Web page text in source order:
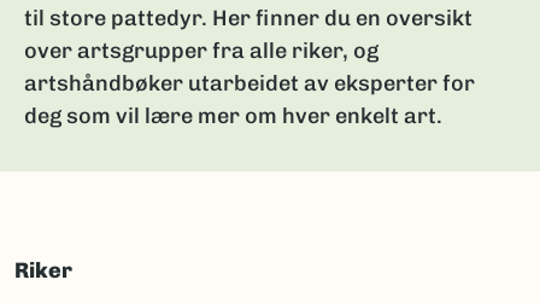
til store pattedyr. Her finner du en oversikt
over artsgrupper fra alle riker, og
artshåndbøker utarbeidet av eksperter for
deg som vil lære mer om hver enkelt art.
Riker